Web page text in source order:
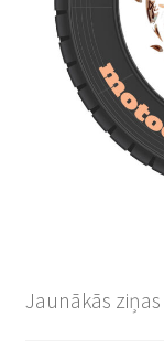
Jaunākās ziņas